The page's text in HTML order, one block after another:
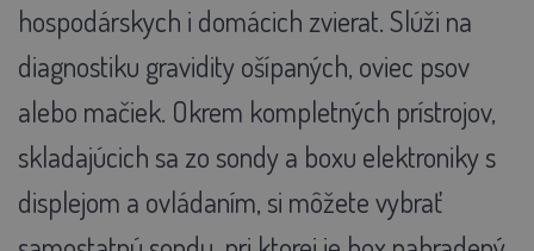
hospodárskych i domácich zvierat. Slúži na
diagnostiku gravidity ošípaných, oviec psov
alebo mačiek. Okrem kompletných prístrojov,
skladajúcich sa zo sondy a boxu elektroniky s
displejom a ovládaním, si môžete vybrať